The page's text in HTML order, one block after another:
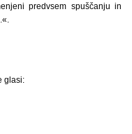
predvsem spuščanju in
glasi: